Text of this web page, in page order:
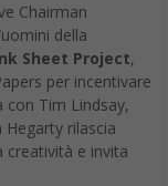
Chairman
della
Sheet Project,
per incentivare
con Tim Lindsay,
rilascia
creatività e invita